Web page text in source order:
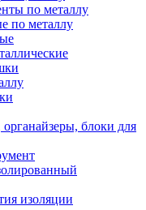
по металлу
по металлу
блоки для
изоляции